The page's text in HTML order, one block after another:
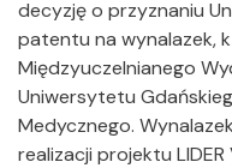
decyzję o przyznaniu
patentu na wynalazek,
Międzyuczelnianego
Uniwersytetu
Medycznego.
realizacji projektu